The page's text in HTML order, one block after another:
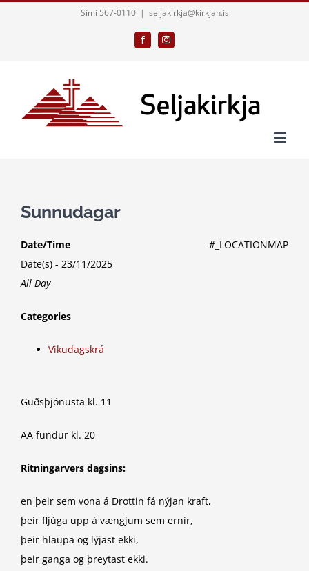
Sími 567-0110 | seljakirkja@kirkjan.is
FacebookInstagram
Sunnudagar
#_LOCATIONMAP
Date/Time
Date(s) - 23/11/2025
All Day
Categories
Vikudagskrá
Guðsþjónusta kl. 11
AA fundur kl. 20
Ritningarvers dagsins:
en þeir sem vona á Drottin fá nýjan kraft,
þeir fljúga upp á vængjum sem ernir,
þeir hlaupa og lýjast ekki,
þeir ganga og þreytast ekki.